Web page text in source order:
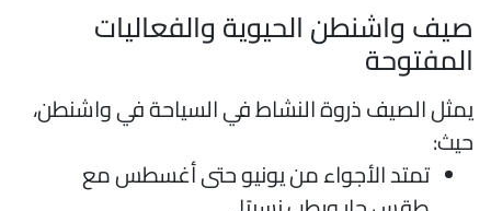
واشنطن الحيوية والفعاليات
الصيف ذروة النشاط في السياحة في واشنطن،
تمتد الأجواء من يونيو حتى أغسطس مع